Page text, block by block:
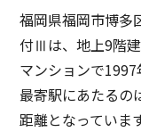
福岡県福岡市博多
付Ⅲは、地上9階
マンションで1997
最寄駅にあたるの
距離となっています